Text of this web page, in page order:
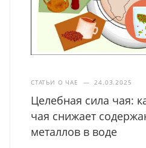
СТАТЬИ О ЧАЕ — 24.03.2025
Целебная сила чая:
чая снижает
металлов в воде